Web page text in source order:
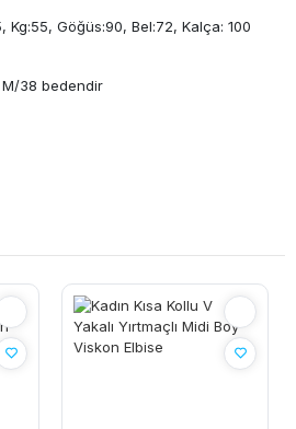
Kg:55, Göğüs:90, Bel:72, Kalça: 100
38 bedendir